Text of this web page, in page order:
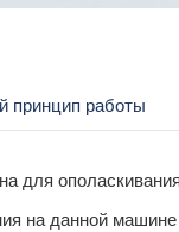
принцип работы
для
на данной